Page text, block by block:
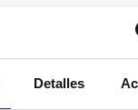
Detalles